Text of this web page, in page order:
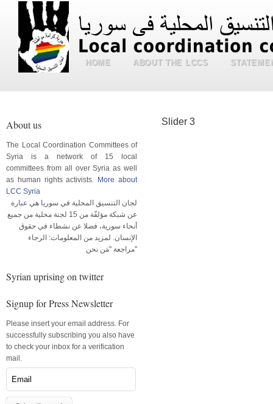
HOME ABOUT THE LCCS
About us
The Local Coordination Committees of
Syria is a network of 15 local
committees from all over Syria as well
as human rights activists. More about
LCC Syria
لجان التنسيق المحلية في سوريا هي عبارة
عن شبكة مؤلفّة من 15 لجنة محلية من جميع
أنحاء سورية، فضلا عن نشطاء في حقوق
الإنسان. لمزيد من المعلومات: الرجاء
مراجعة "مَن نحن"
Syrian uprising on twitter
Signup for Press Newsletter
Please insert your email address. For
successfully subscribing you also have
to check your inbox for a verification
mail.
Slider 3